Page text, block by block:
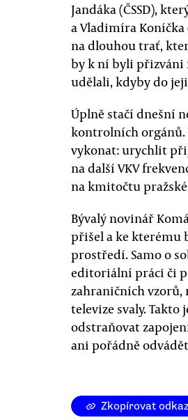
Jandáka (ČSSD),
a Vladimíra Koníčka
na dlouhou trať,
by k ní byli přizváni
udělali, kdyby do
Úplně stačí dnešní
kontrolních orgánů.
vykonat: urychlit
na další VKV
na kmitočtu
Bývalý novinář
přišel a ke kterému
prostředí. Samo o
editoriální práci či
zahraničních vzorů,
televize svaly.
odstraňovat
ani pořádně
Zkopírovat odkaz